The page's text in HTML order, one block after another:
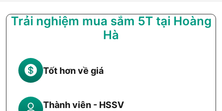
Trải nghiệm mua sắm 5T tại Hoàng
Hà
Tốt hơn về giá
Thành viên - HSSV